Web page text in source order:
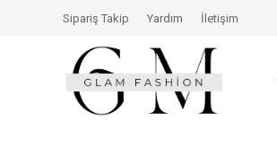
14 Gün İçerisinde İade Hakkı
Sipariş Takip Yardım İletişim